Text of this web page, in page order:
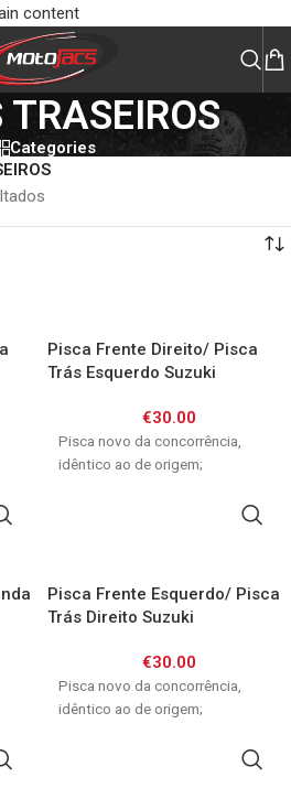
content
TRASEIROS
Categories
Pisca Frente Direito/ Pisca
Trás Esquerdo Suzuki
/GSXR1000 03-04
€30.00
Pisca novo da concorrência,
idêntico ao de origem;
Pisca Frente Esquerdo/ Pisca
Trás Direito Suzuki
GSXR1000 03-04
€30.00
Pisca novo da concorrência,
idêntico ao de origem;